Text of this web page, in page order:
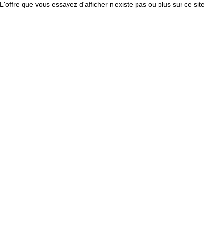
L'offre que vous essayez d'afficher n'existe pas ou plus sur ce site.